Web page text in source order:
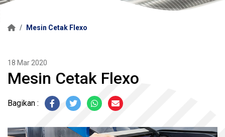
Mesin Cetak Flexo
18 Mar 2020
Mesin Cetak Flexo
Bagikan